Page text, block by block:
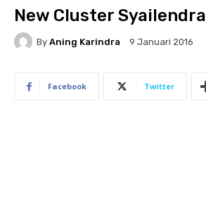
New Cluster Syailendra
By Aning Karindra 9 Januari 2016
Facebook Twitter